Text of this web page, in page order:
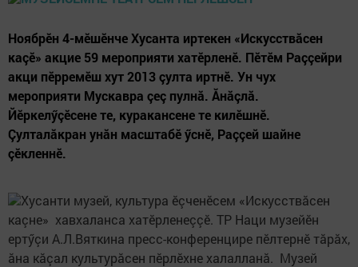
Ноябрӗн 4-мӗшӗнче Хусанта иртекен «Искусствăсен
каçӗ» акцие 59 мероприяти хатӗрленӗ. Пӗтӗм Раççейри
акци пӗрремӗш хут 2013 çулта иртнӗ. Ун чух
мероприяти Мускавра çеç пулнă. Ăнăçлă.
Йӗркелӳçӗсене те, куракансене те килӗшнӗ.
Çулталăкран унăн масштабӗ ӳснӗ, Раççей шайне
çӗкленнӗ.
Хусанти музей, культура ӗçченӗсем «Искусствăсен
каçне» хавхаланса хатӗрленеççӗ. ТР Наци музейӗн
ертӳçи А.Л.Вяткина пресс-конференцире пӗлтернӗ тăрăх,
ăна кăçал культурăсен пӗрлӗхне халалланă. Музей